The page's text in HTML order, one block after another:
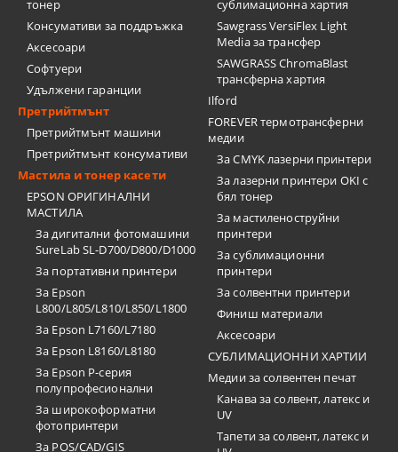
тонер
Консумативи за поддръжка
Аксесоари
Софтуери
Удължени гаранции
Претрийтмънт
Претрийтмънт машини
Претрийтмънт консумативи
Мастила и тонер касети
EPSON ОРИГИНАЛНИ
МАСТИЛА
За дигитални фотомашини
SureLab SL-D700/D800/D1000
За портативни принтери
За Epson
L800/L805/L810/L850/L1800
За Epson L7160/L7180
За Epson L8160/L8180
За Epson P-серия
полупрофесионални
За широкоформатни
фотопринтери
За POS/CAD/GIS
сублимационна хартия
Sawgrass VersiFlex Light
Media за трансфер
SAWGRASS ChromaBlast
трансферна хартия
Ilford
FOREVER термотрансферни
медии
За CMYK лазерни принтери
За лазерни принтери OKI с
бял тонер
За мастиленоструйни
принтери
За сублимационни
принтери
За солвентни принтери
Финиш материали
Аксесоари
СУБЛИМАЦИОННИ ХАРТИИ
Медии за солвентен печат
Канава за солвент, латекс и
UV
Тапети за солвент, латекс и